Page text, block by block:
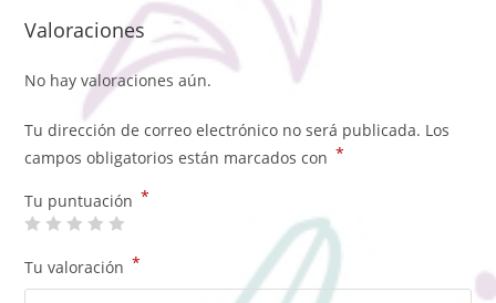
Valoraciones
No hay valoraciones aún.
Tu dirección de correo electrónico no será publicada. Los
campos obligatorios están marcados con *
Tu puntuación *
Tu valoración *